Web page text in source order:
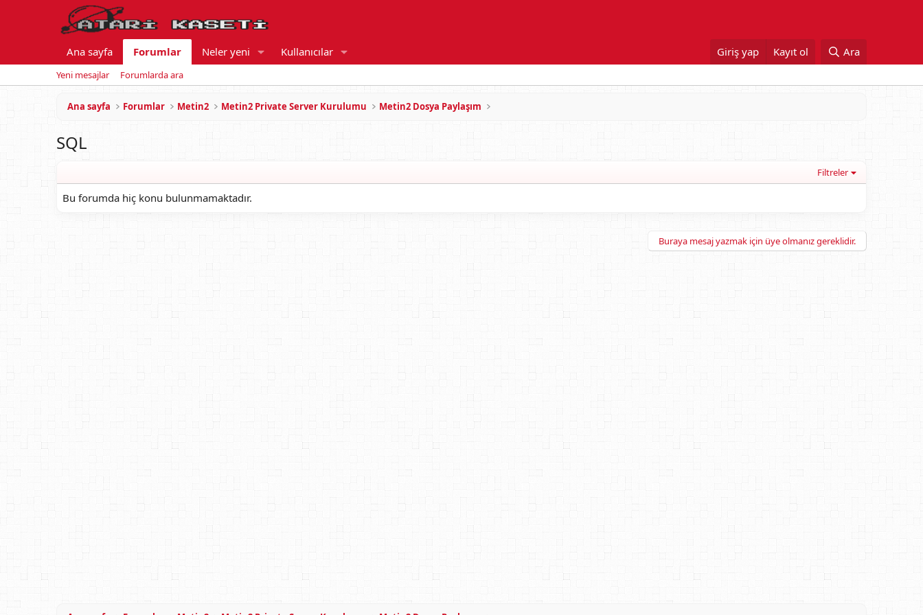
Ana sayfa Forumlar Neler yeni Kullanıcılar Giriş yap Kayıt ol Ara
Yeni mesajlar Forumlarda ara
Ana sayfa Forumlar Metin2 Metin2 Private Server Kurulumu Metin2 Dosya Paylaşım
SQL
Filtreler
Bu forumda hiç konu bulunmamaktadır.
Buraya mesaj yazmak için üye olmanız gereklidir.